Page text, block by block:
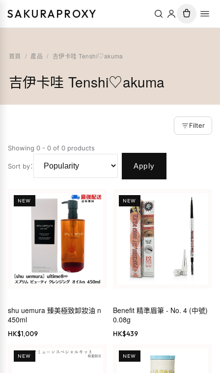
SAKURAPROXY
首頁 / 產品 / 吉伊卡哇 Tenshi♡akuma
吉伊卡哇 Tenshi♡akuma
Filter
Showing 0 - 0 of 0 products
Sort by： Apply
NEW
shu uemura 臻美極致卸妝油 n
450ml
HK$1,009
NEW
Benefit 精準眉筆 - No. 4 (中號)
0.08g
HK$439
NEW NEW